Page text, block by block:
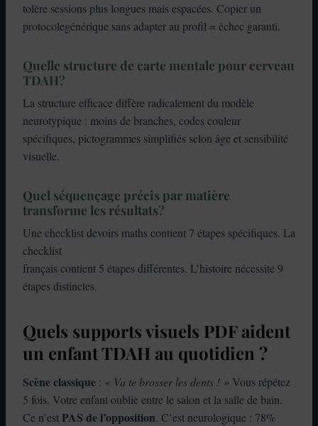
tolère sessions plus longues mais espacées. Copier un
protocolegénérique sans adapter au profil = échec garanti.
Quelle structure de carte mentale pour cerveau
TDAH?
La structure efficace diffère radicalement du modèle
neurotypique : moins de branches, codes couleur
spécifiques, pictogrammes simplifiés selon âge et sensibilité
visuelle.
Quel séquençage précis par matière
transforme les résultats?
Une checklist devoirs maths contient 7 étapes spécifiques. La
checklist
français contient 5 étapes différentes. L’histoire nécessite 9
étapes distinctes.
Quels supports visuels PDF aident
un enfant TDAH au quotidien ?
Scène classique : « Va te brosser les dents ! » Vous répétez
5 fois. Votre enfant oublie entre le salon et la salle de bain.
Ce n’est PAS de l’opposition. C’est neurologique : 78%